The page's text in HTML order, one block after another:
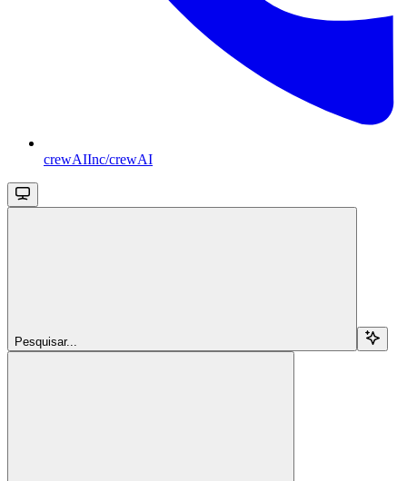
crewAIInc/crewAI
Pesquisar...